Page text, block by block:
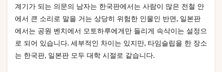
계기가 되는 의문의 남자는 한국판에서는 사람이 많은 전철 안
에서 큰 소리로 말을 거는 상당히 위험한 인물인 반면, 일본판
에서는 공원 벤치에서 모토하루에게만 들리게 속삭이는 설정으
로 되어 있습니다. 세부적인 차이는 있지만, 타임슬립을 한 장소
는 한국판, 일본판 모두 대학 시절로 같습니다.